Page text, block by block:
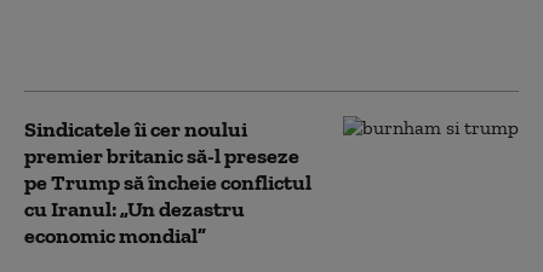
Sindicatele îi cer noului
premier britanic să-l preseze
pe Trump să încheie conflictul
cu Iranul: „Un dezastru
economic mondial”